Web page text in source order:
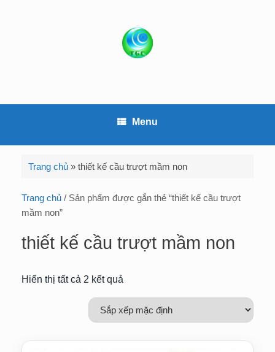
Menu
Trang chủ »thiết kế cầu trượt mầm non
Trang chủ / Sản phẩm được gắn thẻ “thiết kế cầu trượt
mầm non”
thiết kế cầu trượt mầm non
Hiển thị tất cả 2 kết quả